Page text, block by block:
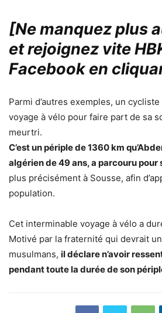
[Ne manquez plus
et rejoignez vite
Facebook en
Parmi d’autres exemples, un
voyage à vélo pour faire part de sa
meurtri.
C’est un périple de 1360 km
algérien de 49 ans, a parcouru pour
plus précisément à Sousse, afin
population.
Cet interminable voyage à vélo a
Motivé par la fraternité qui devrait
musulmans, il déclare n’avoir
pendant toute la durée de son